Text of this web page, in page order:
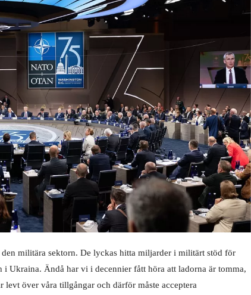
militära sektorn. De lyckas hitta miljarder i militärt stöd för
Ukraina. Ändå har vi i decennier fått höra att ladorna är tomma,
över våra tillgångar och därför måste acceptera